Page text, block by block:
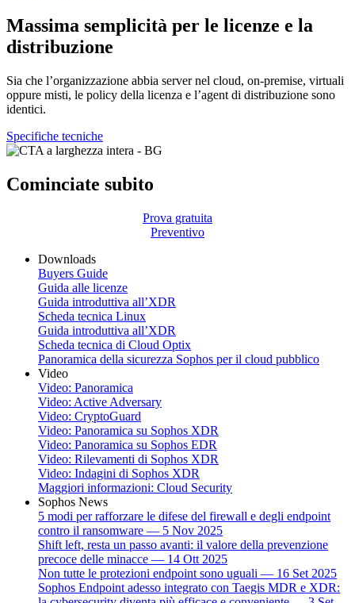
Massima semplicità per le licenze e la
distribuzione
Sia che l’organizzazione abbia server nel cloud, on-premise, virtuali
oppure misti, le policy della licenza e l’agent di distribuzione sono
identici.
Specifiche tecniche
Cominciate subito
Prova gratuita
Preventivo
Downloads
Buyers Guide
Guida alle licenze
Guida introduttiva all’XDR
Scheda tecnica Linux
Guida introduttiva all’XDR
Scheda tecnica di Cloud Optix
Panoramica della sicurezza Sophos per il cloud pubblico
Video
Video: Panoramica
Video: Active Adversary
Video: CryptoGuard
Video: Panoramica su Sophos XDR
Video: Panoramica su Sophos EDR
Video: Rilevamenti di Sophos XDR
Video: Indagini di Sophos XDR
Maggiori informazioni: Cloud Security
Sophos News
5 modi per rafforzare le difese del firewall e degli endpoint
contro il ransomware — 5 Nov 2025
Shift left, resta un passo avanti: il valore della prevenzione
precoce delle minacce — 14 Ott 2025
Non tutte le protezioni endpoint sono uguali — 16 Set 2025
Sophos Endpoint adesso integrato con Taegis MDR e XDR: